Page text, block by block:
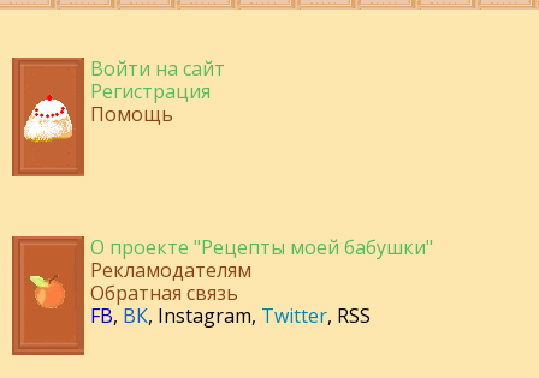
Войти на сайт
Регистрация
Помощь
О проекте "Рецепты моей бабушки"
Рекламодателям
Обратная связь
FB, ВК, Instagram, Twitter, RSS